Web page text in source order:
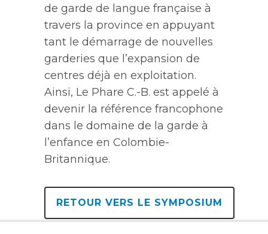
de garde de langue française à
travers la province en appuyant
tant le démarrage de nouvelles
garderies que l’expansion de
centres déjà en exploitation.
Ainsi, Le Phare C.-B. est appelé à
devenir la référence francophone
dans le domaine de la garde à
l’enfance en Colombie-
Britannique.
RETOUR VERS LE SYMPOSIUM